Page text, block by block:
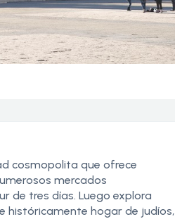
cosmopolita que ofrece
mercados
de tres días. Luego explora
históricamente hogar de judíos,